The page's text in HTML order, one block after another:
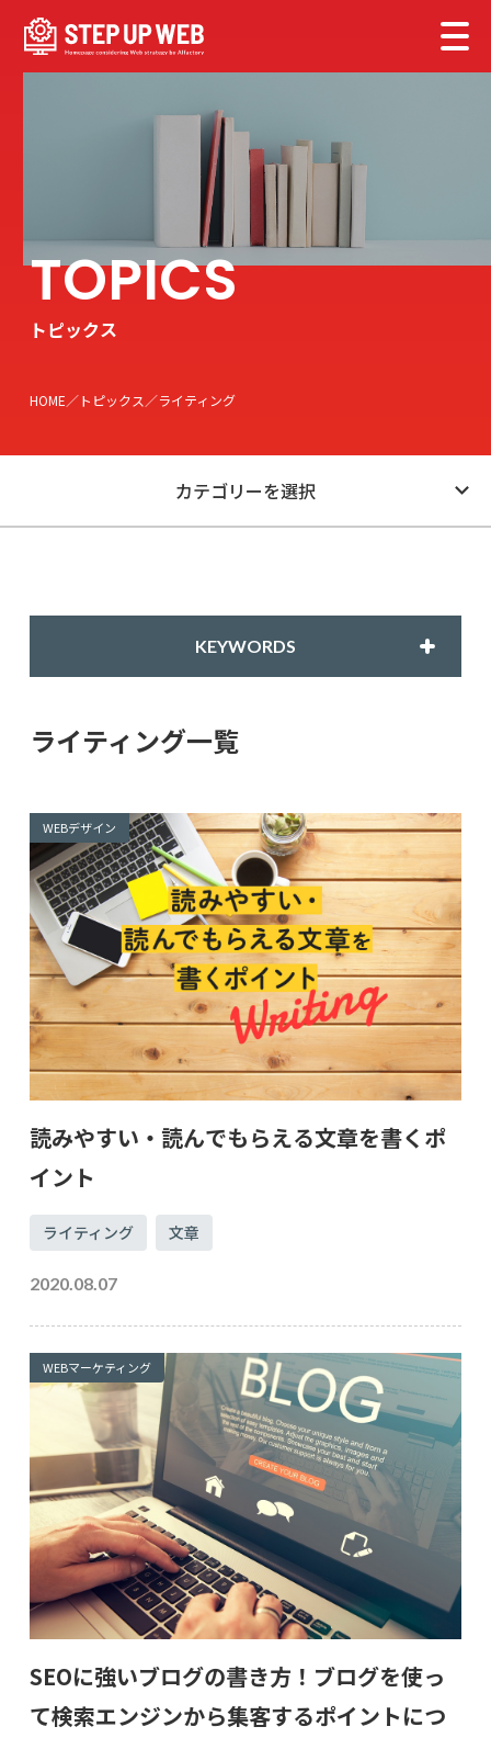
トピックス
HOME トピックス ライティング
カテゴリーを選択
KEYWORDS
ライティング一覧
WEBデザイン
読みやすい・読んでもらえる文章を書くポ
イント
ライティング 文章
2020.08.07
WEBマーケティング
SEOに強いブログの書き方！ブログを使っ
て検索エンジンから集客するポイントにつ